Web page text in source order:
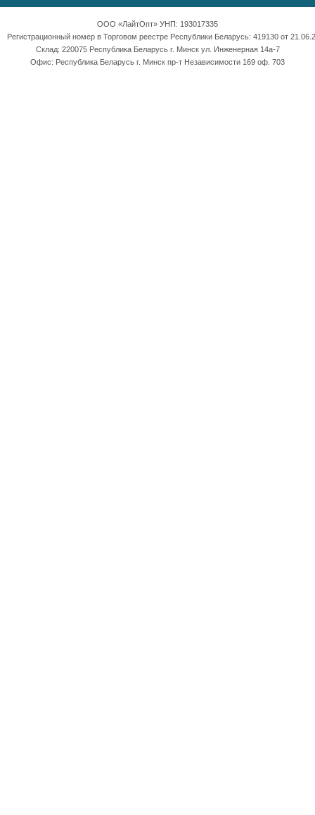
ООО «ЛайтОпт» УНП: 193017335
Регистрационный номер в Торговом реестре Республики Беларусь: 419130 от
Склад: 220075 Республика Беларусь г. Минск ул. Инженерная 14а-7
Офис: Республика Беларусь г. Минск пр-т Независимости 169 оф. 703